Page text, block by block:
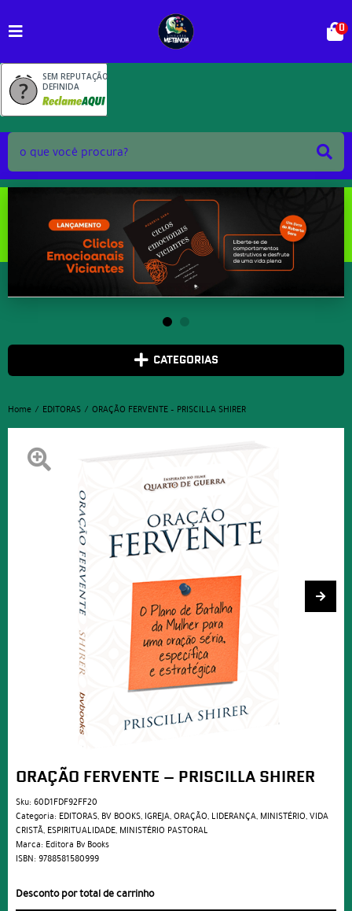
SEM REPUTAÇÃO
DEFINIDA
0
CATEGORIAS
Home EDITORAS ORAÇÃO FERVENTE – PRISCILLA SHIRER
ORAÇÃO FERVENTE – PRISCILLA SHIRER
Sku: 60D1FDF92FF20
Categoria: EDITORAS, BV BOOKS, IGREJA,ORAÇÃO, LIDERANÇA, MINISTÉRIO,VIDA
CRISTÃ, ESPIRITUALIDADE, MINISTÉRIO PASTORAL
Marca: Editora Bv Books
ISBN: 9788581580999
Desconto por total de carrinho